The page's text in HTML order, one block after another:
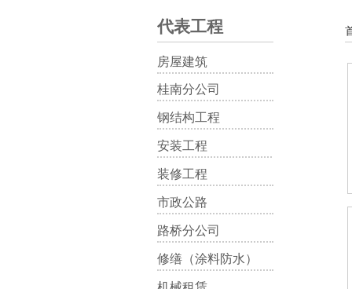
代表工程
房屋建筑
桂南分公司
钢结构工程
安装工程
装修工程
市政公路
路桥分公司
修缮（涂料防水）